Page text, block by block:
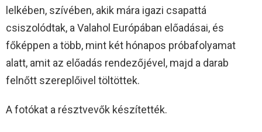
lelkében, szívében, akik mára igazi csapattá
csiszolódtak, a Valahol Európában előadásai, és
főképpen a több, mint két hónapos próbafolyamat
alatt, amit az előadás rendezőjével, majd a darab
felnőtt szereplőivel töltöttek.
A fotókat a résztvevők készítették.